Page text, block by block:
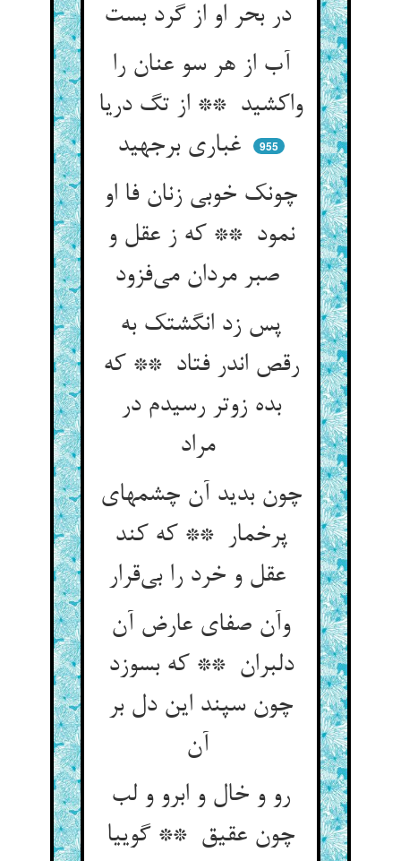
در بحر او از گرد بست
آب از هر سو عنان را
واکشید ** از تگ دریا
غباری برجهید
955
چونک خوبی زنان فا او
نمود ** که ز عقل و
پس زد انگشتک به
رقص اندر فتاد ** که
بده زوتر رسیدم در
مراد
چون بدید آن چشمهای
پرخمار ** که کند
وآن صفای عارض آن
دلبران ** که بسوزد
چون سپند این دل بر
رو و خال و ابرو و لب
چون عقیق ** گوییا